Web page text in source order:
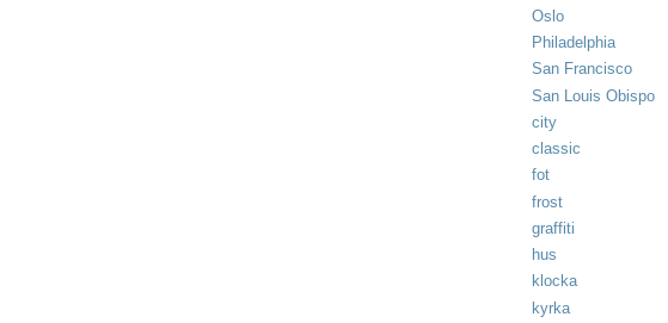
Oslo
Philadelphia
San Francisco
San Louis Obispo
city
classic
fot
frost
graffiti
hus
klocka
kyrka